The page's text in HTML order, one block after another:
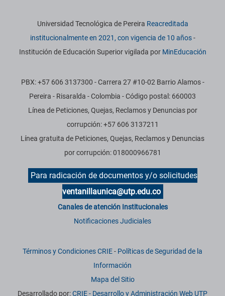
Información institucional
Universidad Tecnológica de Pereira Reacreditada
institucionalmente en 2021, con vigencia de 10 años-
Institución de Educación Superior vigilada por MinEducación
PBX: +57 606 3137300 - Carrera 27 #10-02 Barrio Alamos -
Pereira - Risaralda - Colombia - Código postal: 660003
Línea de Peticiones, Quejas, Reclamos y Denuncias por
corrupción: +57 606 3137211
Línea gratuita de Peticiones, Quejas, Reclamos y Denuncias
por corrupción: 018000966781
Para radicación de documentos y/o solicitudes
ventanillaunica@utp.edu.co
Canales de atención Institucionales
Notificaciones Judiciales
Términos y Condiciones CRIE- Políticas de Seguridad de la
Información
Mapa del Sitio
Desarrollado por:CRIE - Desarrollo y Administración Web UTP